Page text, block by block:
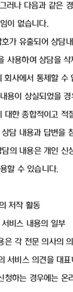
러나 다음과 같은
이 없습니다.
가 유출되어 상담
사용하여 상담을
회사에서 통제할 수
용이 상실되었을 경
대한 종합적이고 적
담 내용과 답변을
의 내용은 개인 신
할 수 있습니다.
저작 활동
비스 내용의 일부
은 각 전문 의사의
서비스 의견을 대
청하는 경우에는 온